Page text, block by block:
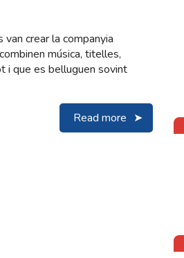
crear la companyia
música, titelles,
i que es belluguen sovint
Read more